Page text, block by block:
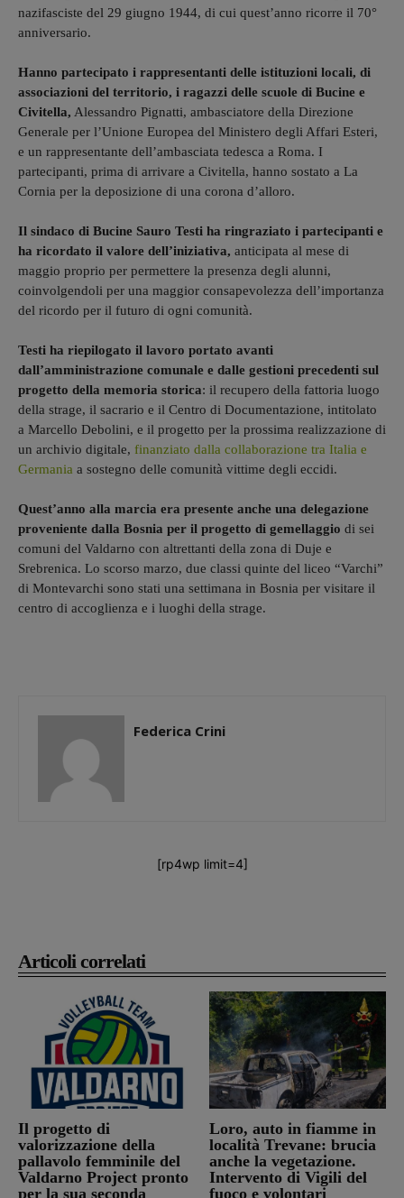
Articoli correlati
Il progetto di
valorizzazione della
pallavolo femminile del
Valdarno Project pronto
per la sua seconda
Loro, auto in fiamme in
località Trevane: brucia
anche la vegetazione.
Intervento di Vigili del
fuoco e volontari
nazifasciste del 29 giugno 1944, di cui quest’anno ricorre il 70°
anniversario.
Hanno partecipato i rappresentanti delle istituzioni locali, di
associazioni del territorio, i ragazzi delle scuole di Bucine e
Civitella, Alessandro Pignatti, ambasciatore della Direzione
Generale per l’Unione Europea del Ministero degli Affari Esteri,
e un rappresentante dell’ambasciata tedesca a Roma. I
partecipanti, prima di arrivare a Civitella, hanno sostato a La
Cornia per la deposizione di una corona d’alloro.
Il sindaco di Bucine Sauro Testi ha ringraziato i partecipanti e
ha ricordato il valore dell’iniziativa, anticipata al mese di
maggio proprio per permettere la presenza degli alunni,
coinvolgendoli per una maggior consapevolezza dell’importanza
del ricordo per il futuro di ogni comunità.
Testi ha riepilogato il lavoro portato avanti
dall’amministrazione comunale e dalle gestioni precedenti sul
progetto della memoria storica: il recupero della fattoria luogo
della strage, il sacrario e il Centro di Documentazione, intitolato
a Marcello Debolini, e il progetto per la prossima realizzazione di
un archivio digitale, finanziato dalla collaborazione tra Italia e
Germania a sostegno delle comunità vittime degli eccidi.
Quest’anno alla marcia era presente anche una delegazione
proveniente dalla Bosnia per il progetto di gemellaggio di sei
comuni del Valdarno con altrettanti della zona di Duje e
Srebrenica. Lo scorso marzo, due classi quinte del liceo “Varchi”
di Montevarchi sono stati una settimana in Bosnia per visitare il
centro di accoglienza e i luoghi della strage.
Federica Crini
[rp4wp limit=4]